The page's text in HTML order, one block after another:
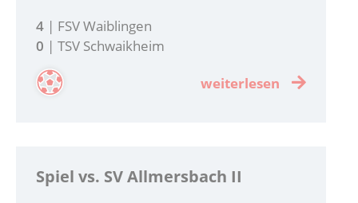
4 | FSV Waiblingen
0 | TSV Schwaikheim
weiterlesen
Spiel vs. SV Allmersbach II